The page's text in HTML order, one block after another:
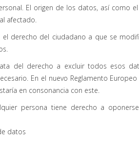
El origen de los datos, así como
afectado.
el derecho del ciudadano a que se
del derecho a excluir todos esos
En el nuevo Reglamento
en consonancia con este.
persona tiene derecho a
datos